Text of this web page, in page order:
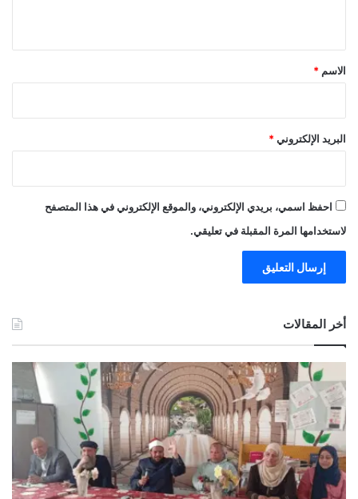
*
الاسم *
البريد الإلكتروني *
احفظ اسمي، بريدي الإلكتروني، والموقع الإلكتروني في هذا المتصفح
لاستخدامها المرة المقبلة في تعليقي.
أخر المقالات